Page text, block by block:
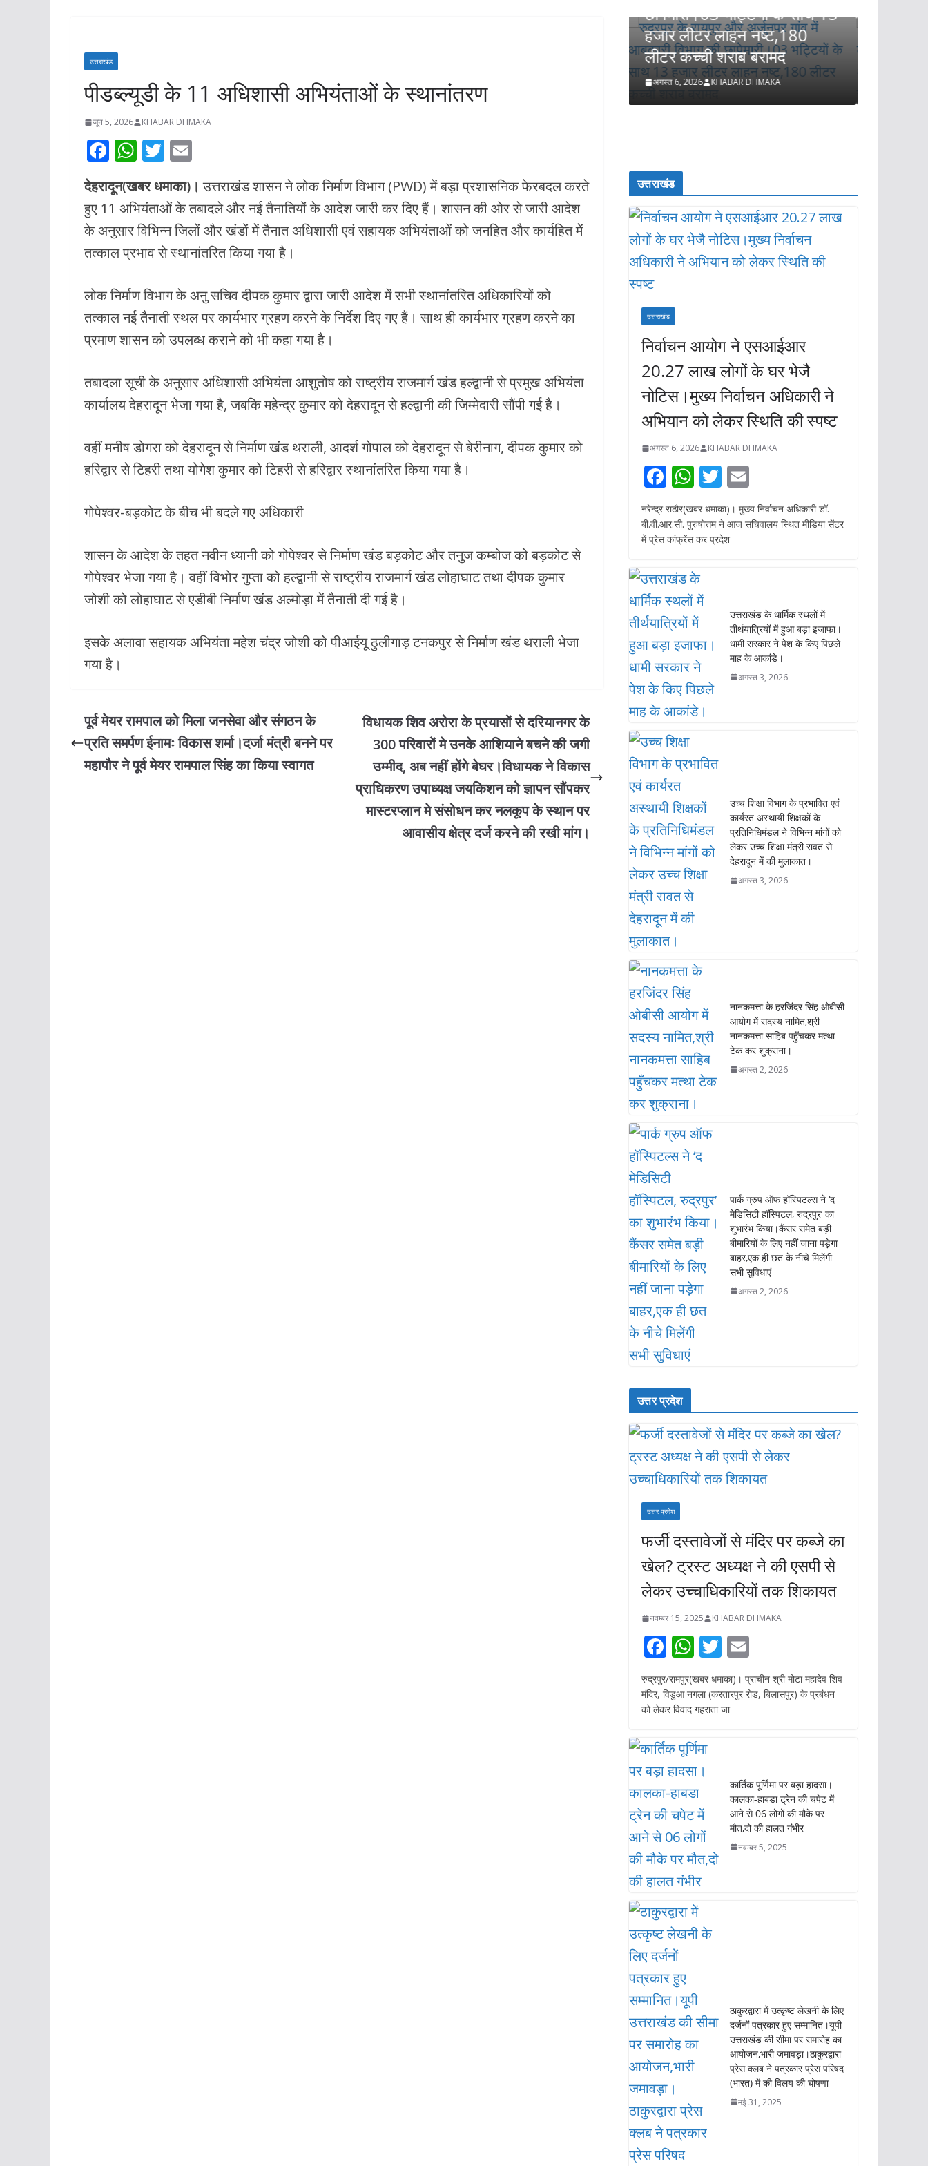
उत्तराखंड
पीडब्ल्यूडी के 11 अधिशासी अभियंताओं के स्थानांतरण
जून 5, 2026 KHABAR DHMAKA
F
e
b
o
o
k
W
at
s
A
p
p
T
itt
er
ai
l
देहरादून(खबर धमाका)। उत्तराखंड शासन ने लोक निर्माण विभाग (PWD) में बड़ा प्रशासनिक फेरबदल करते
हुए 11 अभियंताओं के तबादले और नई तैनातियों के आदेश जारी कर दिए हैं। शासन की ओर से जारी आदेश
के अनुसार विभिन्न जिलों और खंडों में तैनात अधिशासी एवं सहायक अभियंताओं को जनहित और कार्यहित में
तत्काल प्रभाव से स्थानांतरित किया गया है।
लोक निर्माण विभाग के अनु सचिव दीपक कुमार द्वारा जारी आदेश में सभी स्थानांतरित अधिकारियों को
तत्काल नई तैनाती स्थल पर कार्यभार ग्रहण करने के निर्देश दिए गए हैं। साथ ही कार्यभार ग्रहण करने का
प्रमाण शासन को उपलब्ध कराने को भी कहा गया है।
तबादला सूची के अनुसार अधिशासी अभियंता आशुतोष को राष्ट्रीय राजमार्ग खंड हल्द्वानी से प्रमुख अभियंता
कार्यालय देहरादून भेजा गया है, जबकि महेन्द्र कुमार को देहरादून से हल्द्वानी की जिम्मेदारी सौंपी गई है।
वहीं मनीष डोगरा को देहरादून से निर्माण खंड थराली, आदर्श गोपाल को देहरादून से बेरीनाग, दीपक कुमार को
हरिद्वार से टिहरी तथा योगेश कुमार को टिहरी से हरिद्वार स्थानांतरित किया गया है।
गोपेश्वर-बड़कोट के बीच भी बदले गए अधिकारी
शासन के आदेश के तहत नवीन ध्यानी को गोपेश्वर से निर्माण खंड बड़कोट और तनुज कम्बोज को बड़कोट से
गोपेश्वर भेजा गया है। वहीं विभोर गुप्ता को हल्द्वानी से राष्ट्रीय राजमार्ग खंड लोहाघाट तथा दीपक कुमार
जोशी को लोहाघाट से एडीबी निर्माण खंड अल्मोड़ा में तैनाती दी गई है।
इसके अलावा सहायक अभियंता महेश चंद्र जोशी को पीआईयू ठुलीगाड़ टनकपुर से निर्माण खंड थराली भेजा
गया है।
पूर्व मेयर रामपाल को मिला जनसेवा और संगठन के
प्रति समर्पण ईनामः विकास शर्मा।दर्जा मंत्री बनने पर
महापौर ने पूर्व मेयर रामपाल सिंह का किया स्वागत
विधायक शिव अरोरा के प्रयासों से दरियानगर के
300 परिवारों मे उनके आशियाने बचने की जगी
उम्मीद, अब नहीं होंगे बेघर।विधायक ने विकास
प्राधिकरण उपाध्यक्ष जयकिशन को ज्ञापन सौंपकर
मास्टरप्लान मे संसोधन कर नलकूप के स्थान पर
आवासीय क्षेत्र दर्ज करने की रखी मांग।
महापौर*
अगस्त 5, 2026 KHABAR DHMAKA
छापेमारी।03 भट्टियों के साथ 13
अगस्त 6, 2026
नोटिस।मुख्य निर्वाचन अधिकारी ने
अभियान को लेकर स्थिति की
स्पष्ट
अगस्त 6, 2026 KHABAR DHMAKA
उत्तराखंड
उत्तराखंड
निर्वाचन आयोग ने एसआईआर
20.27 लाख लोगों के घर भेजै
नोटिस।मुख्य निर्वाचन अधिकारी ने
अभियान को लेकर स्थिति की स्पष्ट
अगस्त 6, 2026 KHABAR DHMAKA
F
ac
e
b
o
o
k
W
h
at
s
p
p
T
w
itt
er
m
ai
नरेन्द्र राठौर(खबर धमाका)। मुख्य निर्वाचन अधिकारी डॉ.
बी.वी.आर.सी. पुरुषोत्तम ने आज सचिवालय स्थित मीडिया सेंटर
में प्रेस कांफ्रेंस कर प्रदेश
उत्तराखंड के धार्मिक स्थलों में
तीर्थयात्रियों में हुआ बड़ा इजाफा।
धामी सरकार ने पेश के किए पिछले
माह के आकांडे।
अगस्त 3, 2026
उच्च शिक्षा विभाग के प्रभावित एवं
कार्यरत अस्थायी शिक्षकों के
प्रतिनिधिमंडल ने विभिन्न मांगों को
लेकर उच्च शिक्षा मंत्री रावत से
देहरादून में की मुलाकात।
अगस्त 3, 2026
नानकमत्ता के हरजिंदर सिंह ओबीसी
आयोग में सदस्य नामित,श्री
नानकमत्ता साहिब पहुँचकर मत्था
टेक कर शुक्राना।
अगस्त 2, 2026
पार्क ग्रुप ऑफ हॉस्पिटल्स ने ‘द
मेडिसिटी हॉस्पिटल, रुद्रपुर’ का
शुभारंभ किया।कैंसर समेत बड़ी
बीमारियों के लिए नहीं जाना पड़ेगा
बाहर,एक ही छत के नीचे मिलेंगी
सभी सुविधाएं
अगस्त 2, 2026
उत्तर प्रदेश
उत्तर प्रदेश
फर्जी दस्तावेजों से मंदिर पर कब्जे का
खेल? ट्रस्ट अध्यक्ष ने की एसपी से
लेकर उच्चाधिकारियों तक शिकायत
नवम्बर 15, 2025 KHABAR DHMAKA
F
ac
e
b
o
k
W
h
at
s
A
p
p
T
w
itt
er
m
ai
रुद्रपुर/रामपुर(खबर धमाका)। प्राचीन श्री मोटा महादेव शिव
मंदिर, विडुआ नगला (करतारपुर रोड, बिलासपुर) के प्रबंधन
को लेकर विवाद गहराता जा
कार्तिक पूर्णिमा पर बड़ा हादसा।
कालका-हाबडा ट्रेन की चपेट में
आने से 06 लोगों की मौके पर
मौत,दो की हालत गंभीर
नवम्बर 5, 2025
ठाकुरद्वारा में उत्कृष्ट लेखनी के लिए
दर्जनों पत्रकार हुए सम्मानित।यूपी
उत्तराखंड की सीमा पर समारोह का
आयोजन,भारी जमावड़ा।ठाकुरद्वारा
प्रेस क्लब ने पत्रकार प्रेस परिषद
(भारत) में की विलय की घोषणा
मई 31, 2025